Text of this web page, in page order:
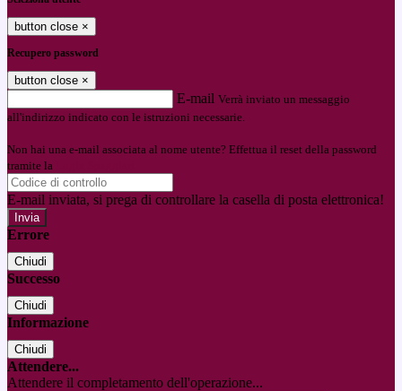
button close ×
Recupero password
button close ×
E-mail Verrà inviato un messaggio
all'indirizzo indicato con le istruzioni necessarie.
Non hai una e-mail associata al nome utente? Effettua il reset della password
tramite la
E-mail inviata, si prega di controllare la casella di posta elettronica!
Errore
Chiudi
Successo
Chiudi
Informazione
Chiudi
Attendere...
Attendere il completamento dell'operazione...